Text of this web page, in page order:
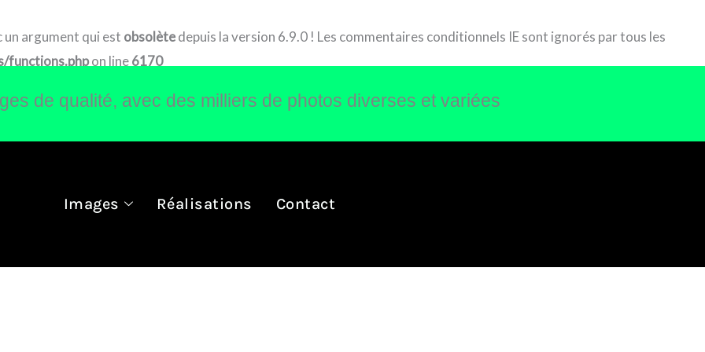
un argument qui est obsolètedepuis la version 6.9.0 ! Les commentaires conditionnels IE sont ignorés par tous les
functions.phpon line6170
de qualité, avec des milliers de photos diverses et variées
Images Réalisations Contact